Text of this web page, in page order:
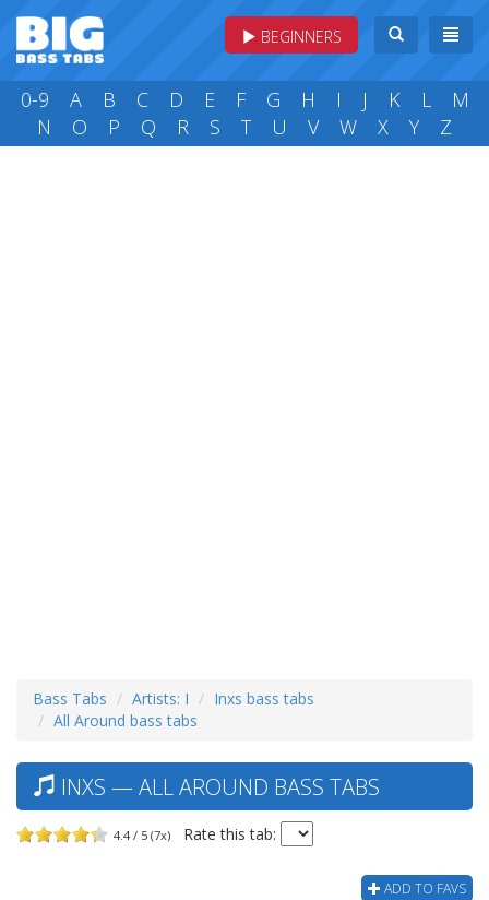
BEGINNERS
0-9 A B C D E F G H I J K L
M
N
O P Q R S T U V W X Y Z
Bass Tabs Artists: I
Inxs bass tabs
All Around bass tabs
INXS — ALL AROUND BASS TABS
4.4 / 5 (7x) Rate this tab:
ADD TO FAVS